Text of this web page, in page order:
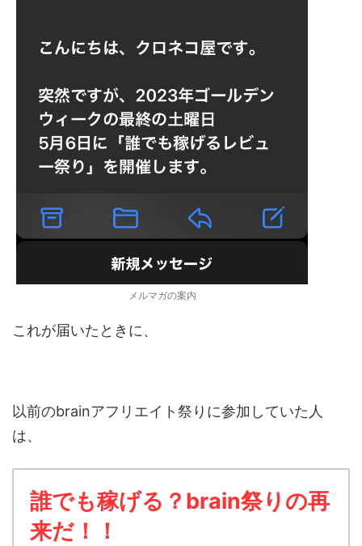
メルマガの案内
これが届いたときに、
以前のbrainアフリエイト祭りに参加していた人
は、
誰でも稼げる？brain祭りの再
来だ！！